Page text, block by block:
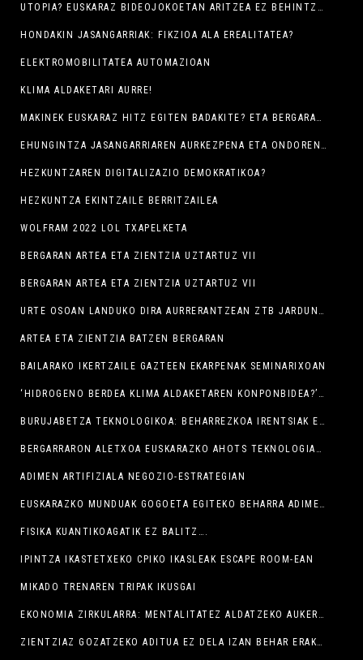
UTOPIA? EUSKARAZ BIDEOJOKOETAN ARITZEA EZ BEHINTZAT!
HONDAKIN JASANGARRIAK: FIKZIOA ALA EREALITATEA?
ELEKTROMOBILITATEA AUTOMAZIOAN
KLIMA ALDAKETARI AURRE!
MAKINEK EUSKARAZ HITZ EGITEN BADAKITE? ETA BERGARAKUA ULERTZEN DABE?.
EHUNGINTZA JASANGARRIAREN AURKEZPENA ETA ONDOREN DISEINUEN ERAKUSKETA
HEZKUNTZAREN DIGITALIZAZIO DEMOKRATIKOA?
HEZKUNTZA EKINTZAILE BERRITZAILEA
WOLFRAM 2022 LOL TXAPELKETA
BERGARAN ARTEA ETA ZIENTZIA UZTARTUZ VII
BERGARAN ARTEA ETA ZIENTZIA UZTARTUZ VII
URTE OSOAN LANDUKO DIRA AURRERANTZEAN ZTB JARDUNALDIAK
ARTEA ETA ZIENTZIA BATZEN BERGARAN
BAILARAKO IKERTZAILE GAZTEEN EKARPENAK SEMINARIXOAN
‘HIDROGENO BERDEA KLIMA ALDAKETAREN KONPONBIDEA?’ ERAKUSKETA IKUSGAI LABORATORIUM MUSEOAN
BURUJABETZA TEKNOLOGIKOA: BEHARREZKOA IRENTSIAK EZ IZATEKO
BERGARRARON ALETXOA EUSKARAZKO AHOTS TEKNOLOGIAK GARATZEKO BIDEAN
ADIMEN ARTIFIZIALA NEGOZIO-ESTRATEGIAN
EUSKARAZKO MUNDUAK GOGOETA EGITEKO BEHARRA ADIMEN ARTIFIZIALAREN GARAIAN
FISIKA KUANTIKOAGATIK EZ BALITZ….
IPINTZA IKASTETXEKO CPIKO IKASLEAK ESCAPE ROOM-EAN
MIKADO TRENAREN TRIPAK IKUSGAI
EKONOMIA ZIRKULARRA: MENTALITATEZ ALDATZEKO AUKERA ETA BEHARRA
ZIENTZIAZ GOZATZEKO ADITUA EZ DELA IZAN BEHAR ERAKUTSI DU RICARDO HUESO ASTROFISIKARIAK